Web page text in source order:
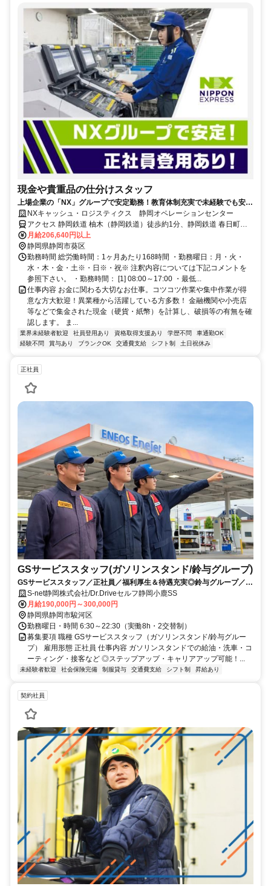
現金や貴重品の仕分けスタッフ
上場企業の「NX」グループで安定勤務！教育体制充実で未経験でも安
心！／正社員登用あり
NXキャッシュ・ロジスティクス 静岡オペレーションセンター
アクセス 静岡鉄道 柚木（静岡鉄道）徒歩約1分、静岡鉄道 春日町徒
歩約7分、静岡鉄道 音羽町徒歩約13分
月給206,640円以上
静岡県静岡市葵区
勤務時間 総労働時間：1ヶ月あたり168時間 ・勤務曜日：月・火・
水・木・金・土※・日※・祝※ 注釈内容については下記コメントを
参照下さい。 ・勤務時間： [1] 08:00～17:00 ・最低...
仕事内容 お金に関わる大切なお仕事。コツコツ作業や集中作業が得
意な方大歓迎！異業種から活躍している方多数！ 金融機関や小売店
等などで集金された現金（硬貨・紙幣）を計算し、破損等の有無を確
認します。 ま...
業界未経験者歓迎 社員登用あり 資格取得支援あり 学歴不問
車通勤OK
経験不問
賞与あり ブランクOK 交通費支給 シフト制 土日祝休み
正社員
GSサービススタッフ(ガソリンスタンド/鈴与グループ)
GSサービススタッフ／正社員／福利厚生＆待遇充実◎鈴与グループ／転
職希望・未経験の方大歓迎！
S-net静岡株式会社/Dr.Driveセルフ静岡小鹿SS
月給190,000円～300,000円
静岡県静岡市駿河区
勤務曜日・時間 6:30～22:30（実働8h・2交替制）
募集要項 職種 GSサービススタッフ（ガソリンスタンド/鈴与グルー
プ） 雇用形態 正社員 仕事内容 ガソリンスタンドでの給油・洗車・コ
ーティング・接客など ◎ステップアップ・キャリアアップ可能！...
未経験者歓迎 社会保険完備 制服貸与 交通費支給 シフト制 昇給あり
契約社員